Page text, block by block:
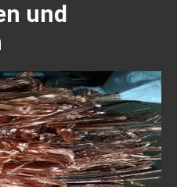
und